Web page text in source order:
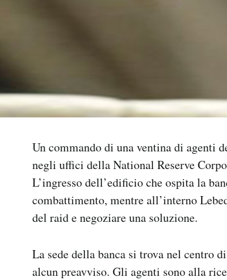
Un commando di una ventina di agenti
negli uffici della National Reserve
L’ingresso dell’edificio che ospita la
combattimento, mentre all’interno
del raid e negoziare una soluzione.
La sede della banca si trova nel centro
alcun preavviso. Gli agenti sono alla